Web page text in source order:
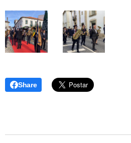
Share